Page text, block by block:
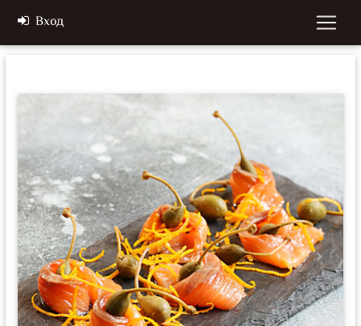
Вход
Previous Next